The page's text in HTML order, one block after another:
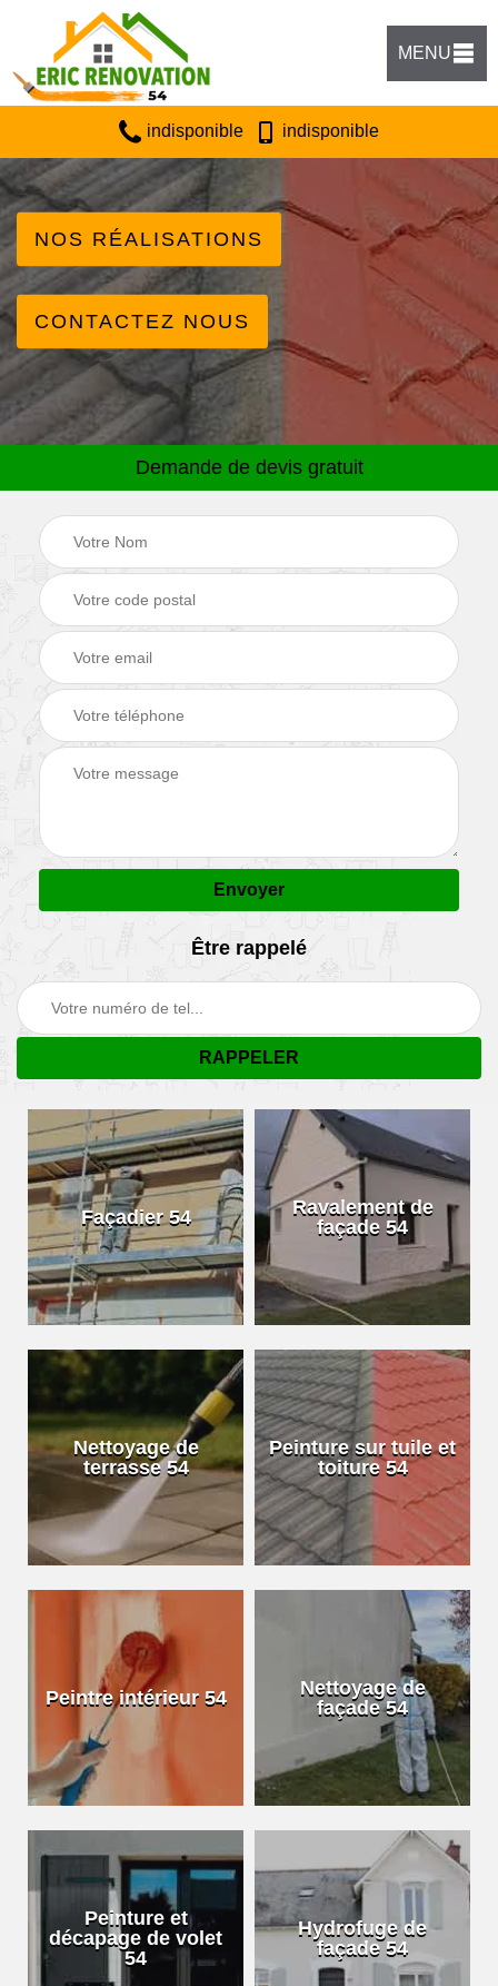
MENU
indisponible indisponible
NOS RÉALISATIONS
CONTACTEZ NOUS
Demande de devis gratuit
Être rappelé
Façadier 54
Ravalement de
façade 54
Nettoyage de
terrasse 54
Peinture sur tuile et
toiture 54
Peintre intérieur 54
Nettoyage de
façade 54
Peinture et
décapage de volet
54
Hydrofuge de
façade 54